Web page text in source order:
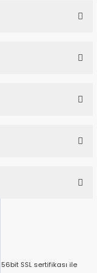
SSL sertifikası ile